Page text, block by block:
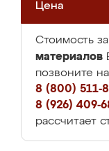
Цена
Стоимость
материалов
позвоните
8 (800) 511-
8 (926) 409-
рассчитает